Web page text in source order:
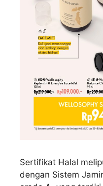
Sertifikat Halal
dengan Sistem